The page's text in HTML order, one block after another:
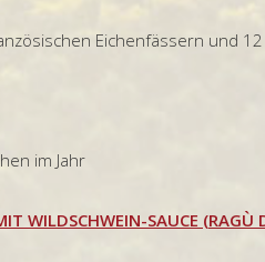
Eichenfässern und
im Jahr
WILDSCHWEIN-SAUCE (RAGÙ